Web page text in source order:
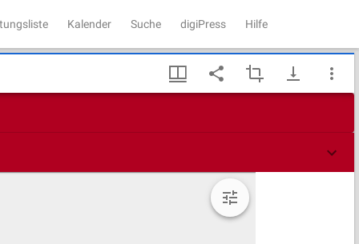
Kalender Suche digiPress Hilfe